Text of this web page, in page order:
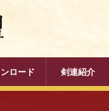
ロード 剣連紹介